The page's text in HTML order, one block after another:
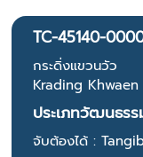
TC-45140-
กระดิ่งแขวนวัว
Krading Khwaen
ประเภทวัฒนธร
จับต้องได้ :